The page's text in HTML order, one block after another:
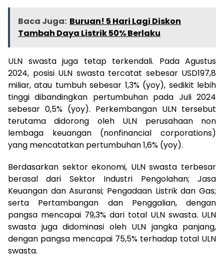
Baca Juga: Buruan! 5 Hari Lagi Diskon
Tambah Daya Listrik 50% Berlaku
ULN swasta juga tetap terkendali. Pada Agustus
2024, posisi ULN swasta tercatat sebesar USD197,8
miliar, atau tumbuh sebesar 1,3% (yoy), sedikit lebih
tinggi dibandingkan pertumbuhan pada Juli 2024
sebesar 0,5% (yoy). Perkembangan ULN tersebut
terutama didorong oleh ULN perusahaan non
lembaga keuangan (nonfinancial corporations)
yang mencatatkan pertumbuhan 1,6% (yoy).
Berdasarkan sektor ekonomi, ULN swasta terbesar
berasal dari Sektor Industri Pengolahan; Jasa
Keuangan dan Asuransi; Pengadaan Listrik dan Gas;
serta Pertambangan dan Penggalian, dengan
pangsa mencapai 79,3% dari total ULN swasta. ULN
swasta juga didominasi oleh ULN jangka panjang,
dengan pangsa mencapai 75,5% terhadap total ULN
swasta.